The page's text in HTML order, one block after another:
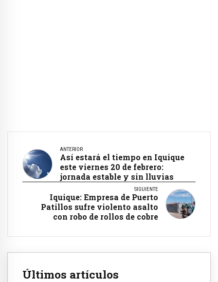
ANTERIOR
Así estará el tiempo en Iquique
este viernes 20 de febrero:
jornada estable y sin lluvias
SIGUIENTE
Iquique: Empresa de Puerto
Patillos sufre violento asalto
con robo de rollos de cobre
Últimos artículos